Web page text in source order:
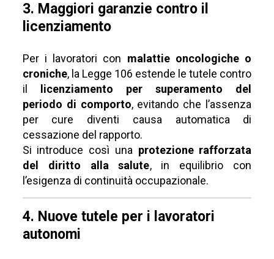
3. Maggiori garanzie contro il
licenziamento
Per i lavoratori con malattie oncologiche o
croniche, la Legge 106 estende le tutele contro
il
licenziamento per superamento del
periodo di comporto, evitando che l’assenza
per cure diventi causa automatica di
cessazione del rapporto.
Si introduce così una protezione rafforzata
del diritto alla salute, in equilibrio con
l’esigenza di continuità occupazionale.
4. Nuove tutele per i lavoratori
autonomi